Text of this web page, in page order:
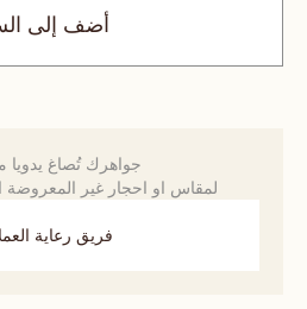
أضف إلى
جواهرك تُصاغ يدويا
لمقاس او احجار غير المعروضة
فريق رعاية